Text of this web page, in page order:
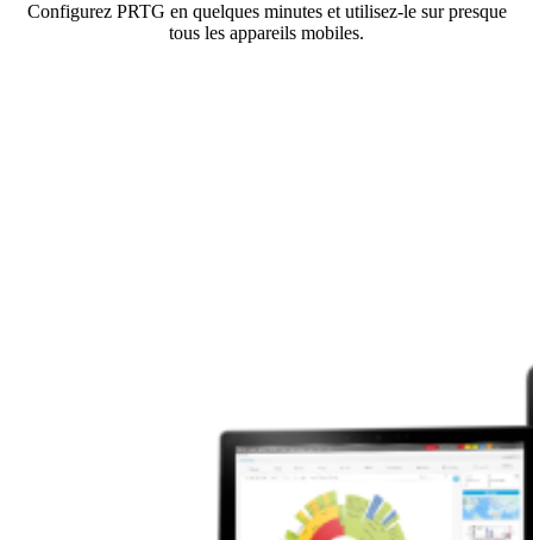
Configurez PRTG en quelques minutes et utilisez-le sur presque
tous les appareils mobiles.